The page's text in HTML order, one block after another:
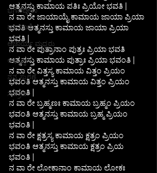
ಭಗವದ್ಗೀತಾ
ದಾಸವಾಣಿ
ಆಚಾರ್ಯ ಮಧ್ವರು
ಆಧ್ಯಾತ್ಮಿಕ
ನನ್ನ ಸ್ಫುರಣೆ
ಸಂಗ್ರಹ
ಆತ್ಮನಸ್ತು ಕಾಮಾಯ ಪತಿಃ ಪ್ರಿಯೋ ಭವತಿ |
ನ ವಾ ರೇ ಜಾಯಾಯೈ ಕಾಮಾಯ ಜಾಯಾ ಪ್ರಿಯಾ
ಭವತಿ ಆತ್ಮನಸ್ತು ಕಾಮಾಯ ಜಾಯಾ ಪ್ರಿಯಾ
ಭವತಿ |
ನ ವಾ ರೇ ಪುತ್ರಾನಾಂ ಪುತ್ರಃ ಪ್ರಿಯಾ ಭವತಿ
ಆತ್ಮನಸ್ತು ಕಾಮಾಯ ಪುತ್ರಾಃ ಪ್ರಿಯಾ ಭವಂತಿ |
ನ ವಾ ರೇ ವಿತ್ತಸ್ಯ ಕಾಮಾಯ ವಿತ್ತಂ ಪ್ರಿಯಂ
ಭವಂತಿ ಆತ್ಮನಸ್ತು ಕಾಮಾಯ ವಿತ್ತಂ ಪ್ರಿಯಂ
ಭವಂತಿ |
ನ ವಾ ರೇ ಬ್ರಹ್ಮಣಃ ಕಾಮಾಯ ಬ್ರಹ್ಮಂ ಪ್ರಿಯಂ
ಭವಂತಿ ಆತ್ಮನಸ್ತು ಕಾಮಾಯ ಬ್ರಹ್ಮ ಪ್ರಿಯಂ
ಭವಂತಿ |
ನ ವಾ ರೇ ಕ್ಷತ್ರಸ್ಯ ಕಾಮಾಯ ಕ್ಷತ್ರಂ ಪ್ರಿಯಂ
ಭವಂತಿ ಆತ್ಮನಸ್ತು ಕಾಮಾಯ ಕ್ಷತ್ರಂ ಪ್ರಿಯ
ಭವಂತಿ |
ನ ವಾ ರೇ ಲೋಕಾನಾಂ ಕಾಮಾಯ ಲೋಕಃ